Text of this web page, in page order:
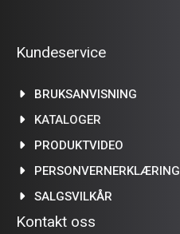
Kundeservice
BRUKSANVISNING
KATALOGER
PRODUKTVIDEO
PERSONVERNERKLÆRING
SALGSVILKÅR
Kontakt oss